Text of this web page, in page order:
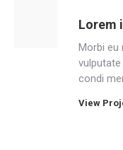
Lorem
Morbi eu
condi
View